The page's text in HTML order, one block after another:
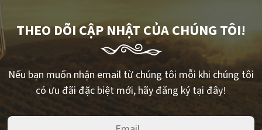
THEO DÕI CẬP NHẬT CỦA CHÚNG TÔI!
Nếu bạn muốn nhận email từ chúng tôi mỗi khi chúng tôi
có ưu đãi đặc biệt mới, hãy đăng ký tại đây!